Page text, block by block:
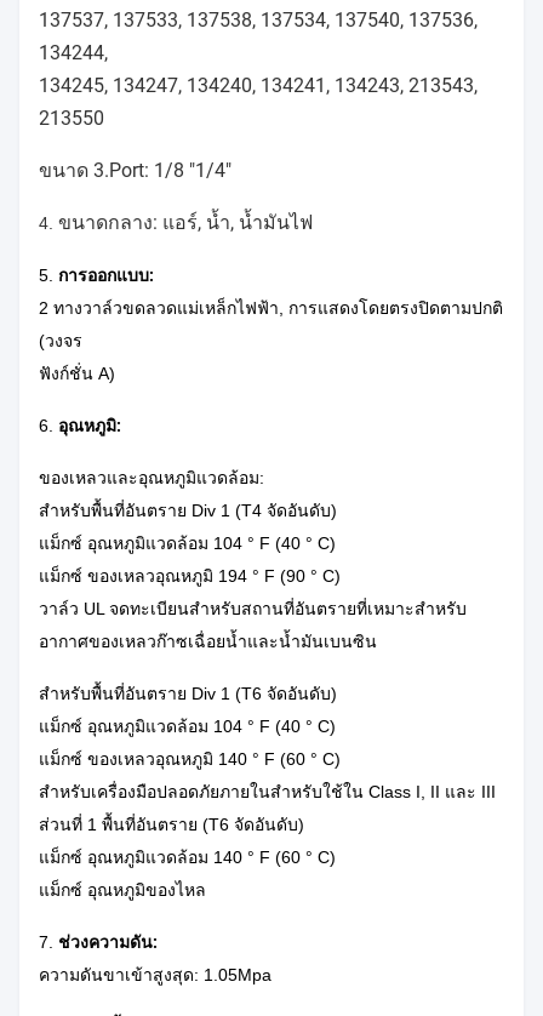
137537, 137533, 137538, 137534, 137540, 137536,
134244,
134245, 134247, 134240, 134241, 134243, 213543,
213550
ขนาด 3.Port: 1/8 "1/4"
4. ขนาดกลาง: แอร์, น้ำ, น้ำมันไฟ
5. การออกแบบ:
2 ทางวาล์วขดลวดแม่เหล็กไฟฟ้า, การแสดงโดยตรงปิดตามปกติ
(วงจร
ฟังก์ชั่น A)
6. อุณหภูมิ:
ของเหลวและอุณหภูมิแวดล้อม:
สำหรับพื้นที่อันตราย Div 1 (T4 จัดอันดับ)
แม็กซ์ อุณหภูมิแวดล้อม 104 ° F (40 ° C)
แม็กซ์ ของเหลวอุณหภูมิ 194 ° F (90 ° C)
วาล์ว UL จดทะเบียนสำหรับสถานที่อันตรายที่เหมาะสำหรับ
อากาศของเหลวก๊าซเฉื่อยน้ำและน้ำมันเบนซิน
สำหรับพื้นที่อันตราย Div 1 (T6 จัดอันดับ)
แม็กซ์ อุณหภูมิแวดล้อม 104 ° F (40 ° C)
แม็กซ์ ของเหลวอุณหภูมิ 140 ° F (60 ° C)
สำหรับเครื่องมือปลอดภัยภายในสำหรับใช้ใน Class I, II และ III
ส่วนที่ 1 พื้นที่อันตราย (T6 จัดอันดับ)
แม็กซ์ อุณหภูมิแวดล้อม 140 ° F (60 ° C)
แม็กซ์ อุณหภูมิของไหล
7. ช่วงความดัน:
ความดันขาเข้าสูงสุด: 1.05Mpa